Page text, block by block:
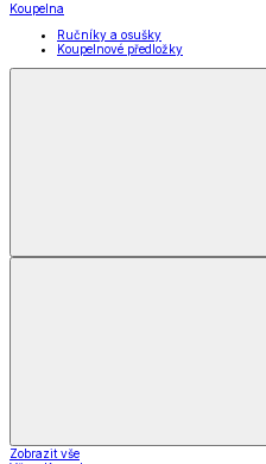
Koupelna
Ručníky a osušky
Koupelnové předložky
Zobrazit vše